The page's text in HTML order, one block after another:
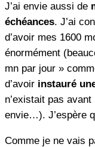
J’ai envie aussi de
échéances. J’ai
d’avoir mes 1600
énormément
mn par jour »
d’avoir instauré
n’existait pas avant
envie…). J’espère
Comme je ne vais